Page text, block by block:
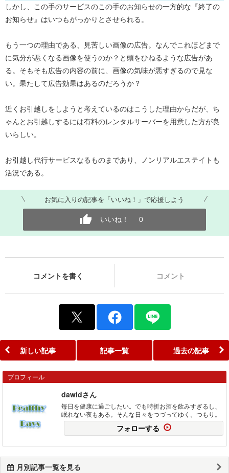
しかし、この手のサービスのこの手のお知らせの一方的な『終了の
お知らせ』はいつもがっかりとさせられる。
もう一つの理由である、見苦しい画像の広告。なんでこれほどまで
に気分が悪くなる画像を使うのか？と頭をひねるような広告があ
る。そもそも広告の内容の前に、画像の気味が悪すぎるので見な
い。果たして広告効果はあるのだろうか？
近くお引越しをしようと考えているのはこうした理由からだが、ち
ゃんとお引越しするには有料のレンタルサーバーを用意した方が良
いらしい。
お引越し代行サービスなるものまであり、ノンリアルエステイトも
活況である。
お気に入りの記事を「いいね！」で応援しよう
いいね！ 0
コメントを書く コメント
新しい記事 記事一覧 過去の記事
プロフィール
dawidさん
毎日を健康に過ごしたい。でも時折お酒を飲みすぎるし、
眠れない夜もある。そんな日々をつづってゆく。つもり。
フォローする
月別記事一覧を見る